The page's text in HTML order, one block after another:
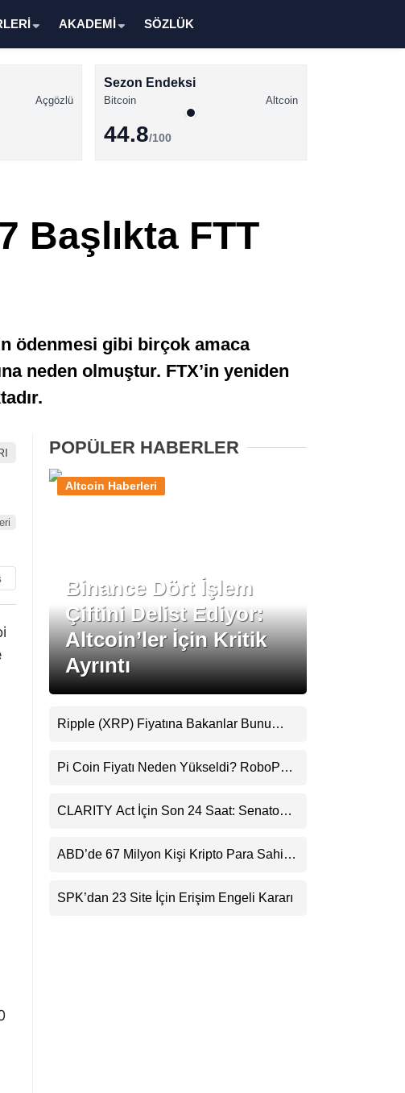
Altcoin Haberleri
Pinterest
AKADEMİ SÖZLÜK
Açgözlü
Sezon Endeksi
Bitcoin Altcoin
44.8/100
Başlıkta FTT
ödenmesi gibi birçok amaca
neden olmuştur. FTX’in yeniden
POPÜLER HABERLER
Binance Dört İşlem
Çiftini Delist Ediyor:
Altcoin’ler İçin Kritik
Ayrıntı
Altcoin Haberleri
Ripple (XRP) Fiyatına Bakanlar Bunu
Uyarı
Pi Coin Fiyatı Neden Yükseldi? RoboPay
Destekledi
CLARITY Act İçin Son 24 Saat: Senato
Beklentisini Bozabilir
ABD’de 67 Milyon Kişi Kripto Para Sahibi:
SPK’dan 23 Site İçin Erişim Engeli Kararı